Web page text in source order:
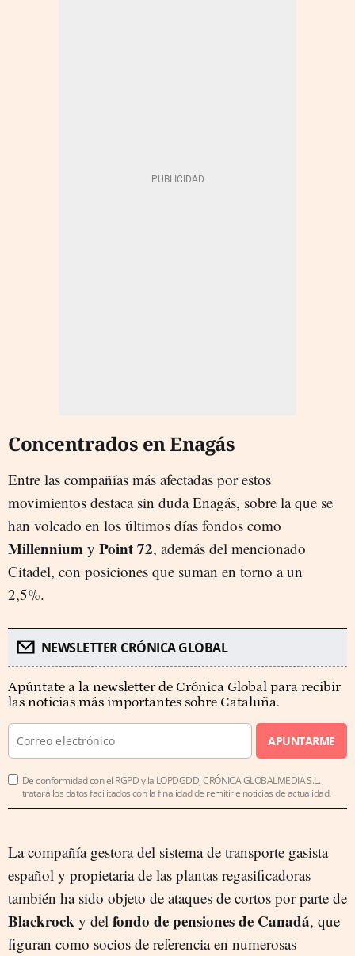
Concentrados en Enagás
Entre las compañías más afectadas por estos
movimientos destaca sin duda Enagás, sobre la que se
han volcado en los últimos días fondos como
Millennium y Point 72, además del mencionado
Citadel, con posiciones que suman en torno a un
2,5%.
NEWSLETTER CRÓNICA GLOBAL
Apúntate a la newsletter de Crónica Global para recibir
las noticias más importantes sobre Cataluña.
APUNTARME
De conformidad con el RGPD y la LOPDGDD, CRÓNICA GLOBALMEDIA S.L.
tratará los datos facilitados con la finalidad de remitirle noticias de actualidad.
La compañía gestora del sistema de transporte gasista
español y propietaria de las plantas regasificadoras
también ha sido objeto de ataques de cortos por parte de
Blackrock y del fondo de pensiones de Canadá, que
figuran como socios de referencia en numerosas